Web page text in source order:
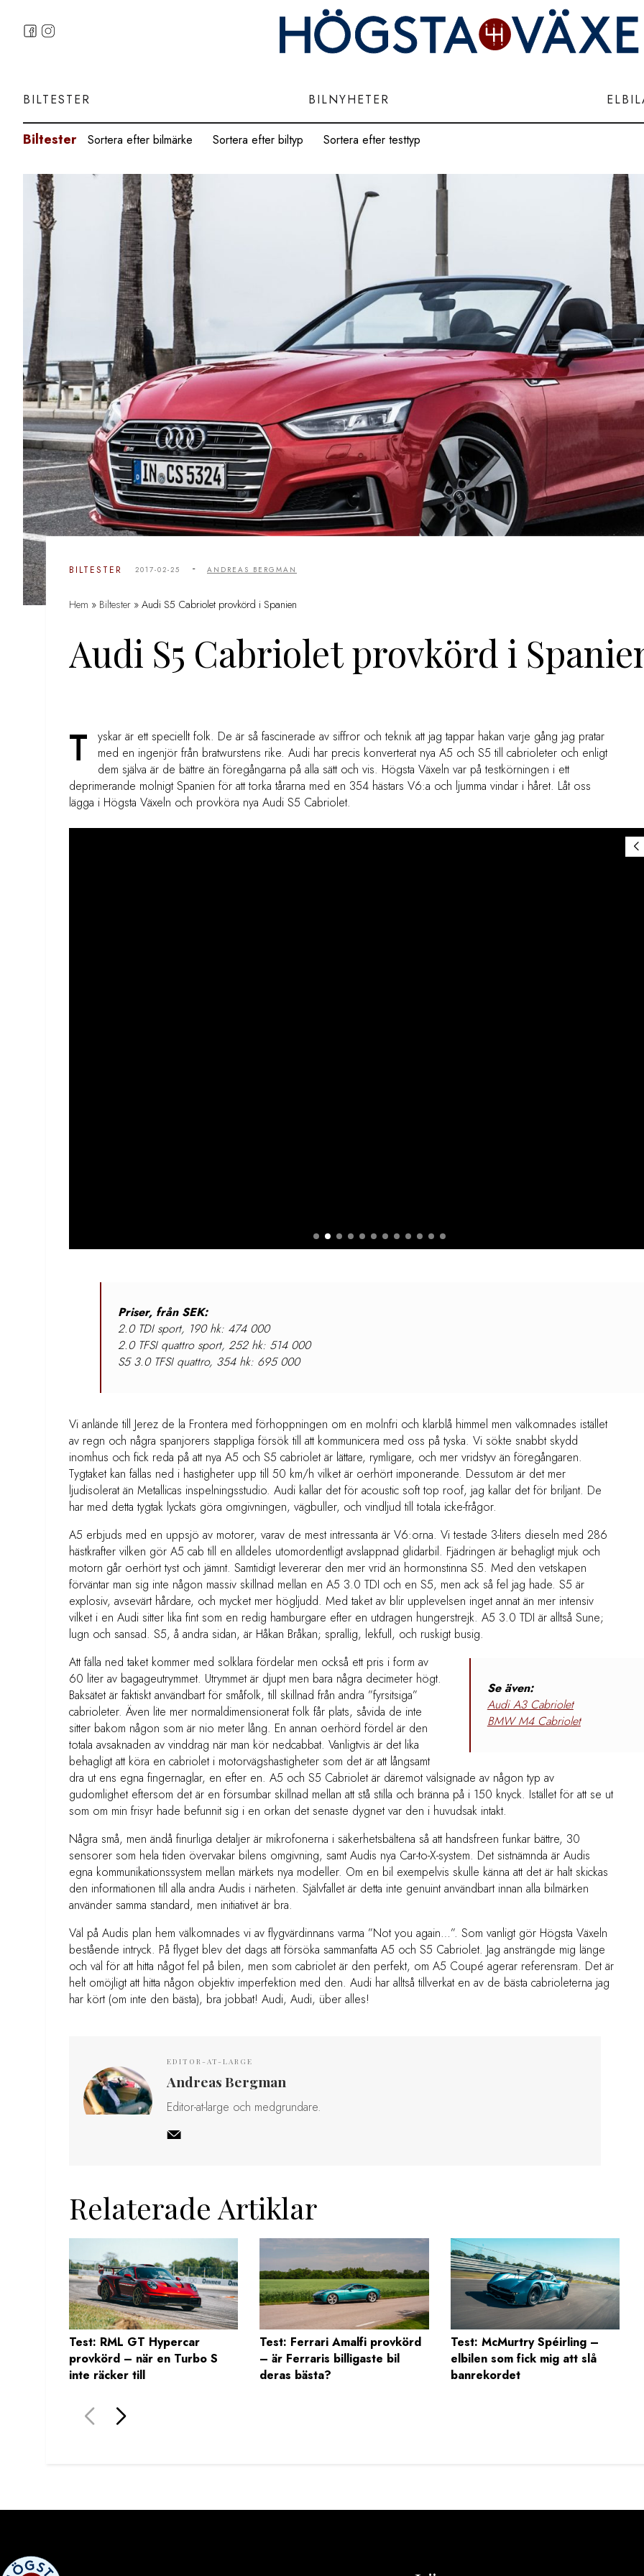
BILTESTER BILNYHETER
Biltester Sortera efter bilmärke Sortera efter biltyp Sortera efter testtyp
BILTESTER 2017-02-25 - ANDREAS BERGMAN
Hem » Biltester » Audi S5 Cabriolet provkörd i Spanien
Audi S5 Cabriolet provkörd i
T
yskar är ett speciellt folk. De är så fascinerade av siffror och teknik att jag tappar hakan varje gång jag pratar
med en ingenjör från bratwurstens rike. Audi har precis konverterat nya A5 och S5 till cabrioleter och enligt
dem själva är de bättre än föregångarna på alla sätt och vis. Högsta Växeln var på testkörningen i ett
deprimerande molnigt Spanien för att torka tårarna med en 354 hästars V6:a och ljumma vindar i håret. Låt oss
lägga i Högsta Växeln och provköra nya Audi S5 Cabriolet.
Priser, från SEK:
2.0 TDI sport, 190 hk: 474 000
2.0 TFSI quattro sport, 252 hk: 514 000
S5 3.0 TFSI quattro, 354 hk: 695 000
Vi anlände till Jerez de la Frontera med förhoppningen om en molnfri och klarblå himmel men välkomnades istället
av regn och några spanjorers stappliga försök till att kommunicera med oss på tyska. Vi sökte snabbt skydd
inomhus och fick reda på att nya A5 och S5 cabriolet är lättare, rymligare, och mer vridstyv än föregångaren.
Tygtaket kan fällas ned i hastigheter upp till 50 km/h vilket är oerhört imponerande. Dessutom är det mer
ljudisolerat än Metallicas inspelningsstudio. Audi kallar det för acoustic soft top roof, jag kallar det för briljant. De
har med detta tygtak lyckats göra omgivningen, vägbuller, och vindljud till totala icke-frågor.
A5 erbjuds med en uppsjö av motorer, varav de mest intressanta är V6:orna. Vi testade 3-liters dieseln med 286
hästkrafter vilken gör A5 cab till en alldeles utomordentligt avslappnad glidarbil. Fjädringen är behagligt mjuk och
motorn går oerhört tyst och jämnt. Samtidigt levererar den mer vrid än hormonstinna S5. Med den vetskapen
förväntar man sig inte någon massiv skillnad mellan en A5 3.0 TDI och en S5, men ack så fel jag hade. S5 är
explosiv, avsevärt hårdare, och mycket mer högljudd. Med taket av blir upplevelsen inget annat än mer intensiv
vilket i en Audi sitter lika fint som en redig hamburgare efter en utdragen hungerstrejk. A5 3.0 TDI är alltså Sune;
lugn och sansad. S5, å andra sidan, är Håkan Bråkan; sprallig, lekfull, och ruskigt busig.
Se även:
Audi A3 Cabriolet
BMW M4 Cabriolet
Att fälla ned taket kommer med solklara fördelar men också ett pris i form av
60 liter av bagageutrymmet. Utrymmet är djupt men bara några decimeter högt.
Baksätet är faktiskt användbart för småfolk, till skillnad från andra ”fyrsitsiga”
cabrioleter. Även lite mer normaldimensionerat folk får plats, såvida de inte
sitter bakom någon som är nio meter lång. En annan oerhörd fördel är den
totala avsaknaden av vinddrag när man kör nedcabbat. Vanligtvis är det lika
behagligt att köra en cabriolet i motorvägshastigheter som det är att långsamt
dra ut ens egna fingernaglar, en efter en. A5 och S5 Cabriolet är däremot välsignade av någon typ av
gudomlighet eftersom det är en försumbar skillnad mellan att stå stilla och bränna på i 150 knyck. Istället för att se ut
som om min frisyr hade befunnit sig i en orkan det senaste dygnet var den i huvudsak intakt.
Några små, men ändå finurliga detaljer är mikrofonerna i säkerhetsbältena så att handsfreen funkar bättre, 30
sensorer som hela tiden övervakar bilens omgivning, samt Audis nya Car-to-X-system. Det sistnämnda är Audis
egna kommunikationssystem mellan märkets nya modeller. Om en bil exempelvis skulle känna att det är halt skickas
den informationen till alla andra Audis i närheten. Självfallet är detta inte genuint användbart innan alla bilmärken
använder samma standard, men initiativet är bra.
Väl på Audis plan hem välkomnades vi av flygvärdinnans varma ”Not you again…”. Som vanligt gör Högsta Växeln
bestående intryck. På flyget blev det dags att försöka sammanfatta A5 och S5 Cabriolet. Jag ansträngde mig länge
och väl för att hitta något fel på bilen, men som cabriolet är den perfekt, om A5 Coupé agerar referensram. Det är
helt omöjligt att hitta någon objektiv imperfektion med den. Audi har alltså tillverkat en av de bästa cabrioleterna jag
har kört (om inte den bästa), bra jobbat! Audi, Audi, über alles!
EDITOR-AT-LARGE
Andreas Bergman
Editor-at-large och medgrundare.
Relaterade Artiklar
Test: RML GT Hypercar
provkörd – när en Turbo S
inte räcker till
Test: Ferrari Amalfi provkörd
– är Ferraris billigaste bil
deras bästa?
Test: McMurtry Spéirling –
elbilen som fick mig att slå
banrekordet